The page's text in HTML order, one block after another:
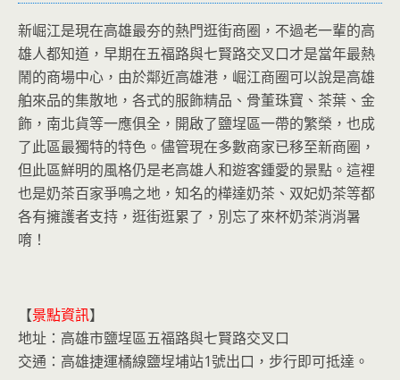
新崛江是現在高雄最夯的熱門逛街商圈，不過老一輩的高
雄人都知道，早期在五福路與七賢路交叉口才是當年最熱
鬧的商場中心，由於鄰近高雄港，崛江商圈可以說是高雄
舶來品的集散地，各式的服飾精品、骨董珠寶、茶葉、金
飾，南北貨等一應俱全，開啟了鹽埕區一帶的繁榮，也成
了此區最獨特的特色。儘管現在多數商家已移至新商圈，
但此區鮮明的風格仍是老高雄人和遊客鍾愛的景點。這裡
也是奶茶百家爭鳴之地，知名的樺達奶茶、双妃奶茶等都
各有擁護者支持，逛街逛累了，別忘了來杯奶茶消消暑
唷！
【景點資訊】
地址：高雄市鹽埕區五福路與七賢路交叉口
交通：高雄捷運橘線鹽埕埔站1號出口，步行即可抵達。